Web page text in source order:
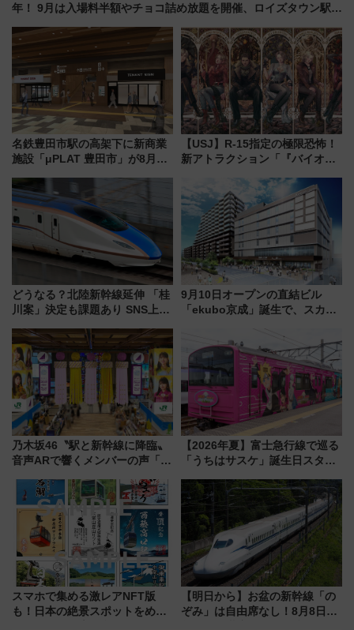
年！ 9月は入場料半額やチョコ詰め放題を開催、ロイズタウン駅か
名鉄豊田市駅の高架下に新商業
施設「μPLAT 豊田市」が8月26
たな玄関口へ
【USJ】R-15指定の極限恐怖！
新アトラクション「『バイオハ
ブ」今秋登場 ―予測不能の恐
怖に泣き叫べ―
どうなる？北陸新幹線延伸 「桂
川案」決定も課題あり SNS上の
9月10日オープンの直結ビル
「ekubo京成」誕生で、スカイ
新鎌ヶ谷はどう変わる？ 全テナ
ント情報も公開！
乃木坂46〝駅と新幹線に降臨〟
音声ARで響くメンバーの声「真
【2026年夏】富士急行線で巡る
「うちはサスケ」誕生日スタン
定グルメ＆グッズ徹底ガイド
スマホで集める激レアNFT版
も！日本の絶景スポットをめぐ
【明日から】お盆の新幹線「の
ぞみ」は自由席なし！8月8日午